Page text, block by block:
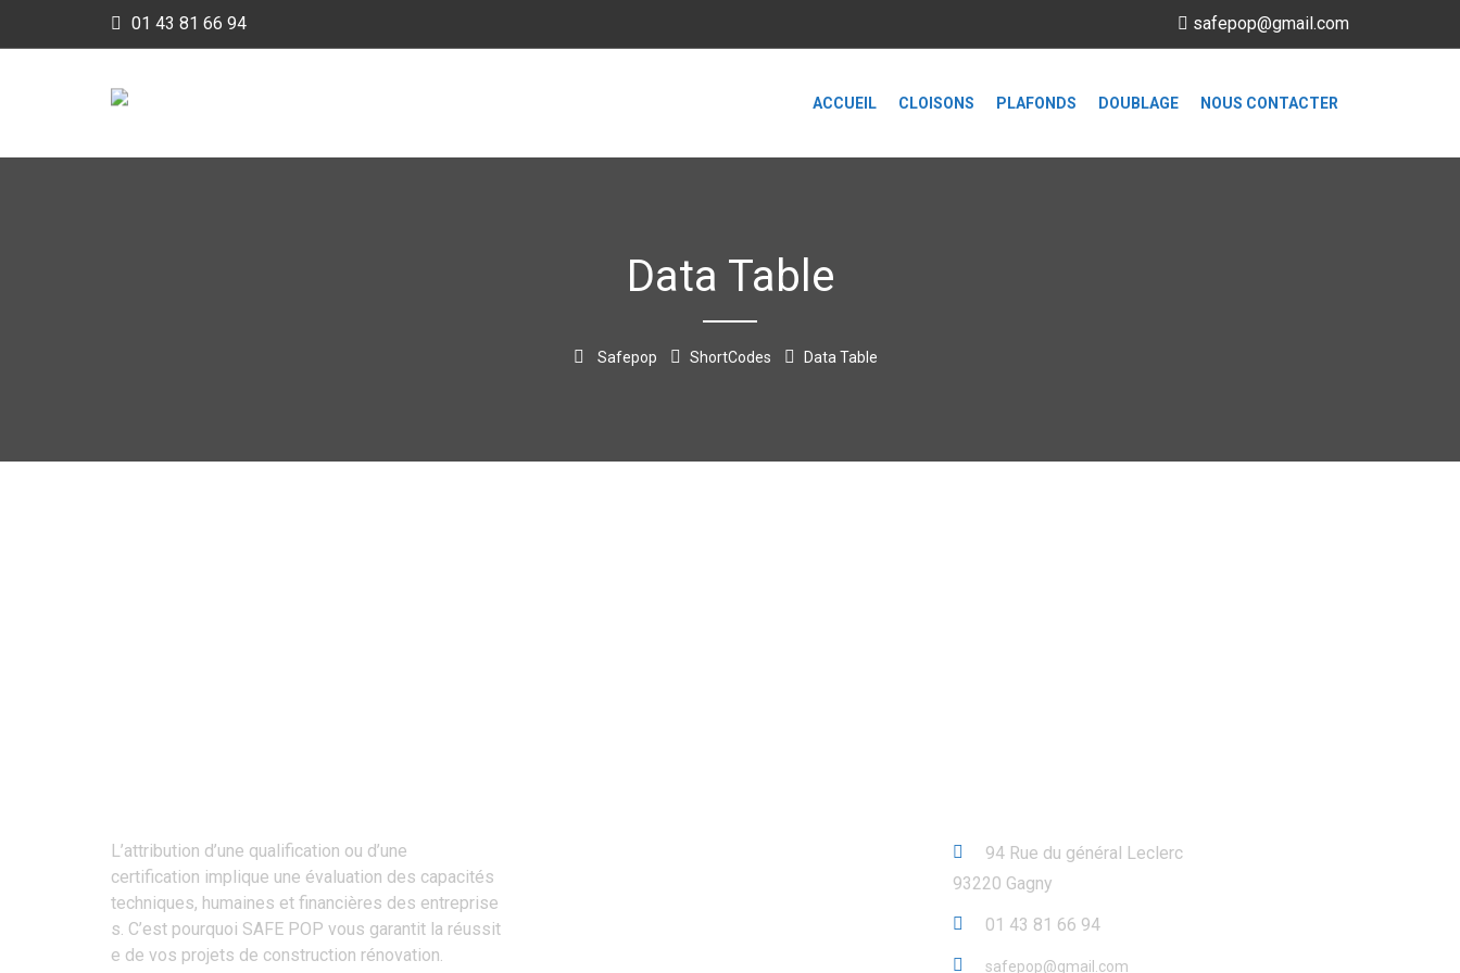
01 43 81 66 94 safepop@gmail.com
ACCUEIL CLOISONS PLAFONDS DOUBLAGE NOUS CONTACTER
Data Table
Safepop ShortCodes Data Table
L’attribution d’une qualification ou d’une
certification implique une évaluation des capacités
techniques, humaines et financières des entreprise
s. C’est pourquoi SAFE POP vous garantit la réussit
e de vos projets de construction rénovation.
94 Rue du général Leclerc
93220 Gagny
01 43 81 66 94
safepop@gmail.com